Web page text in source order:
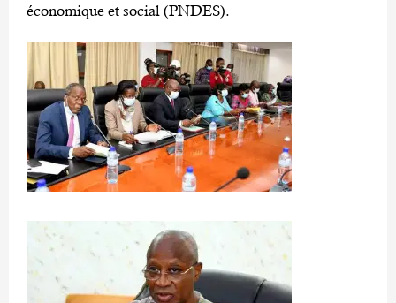
économique et social (PNDES).